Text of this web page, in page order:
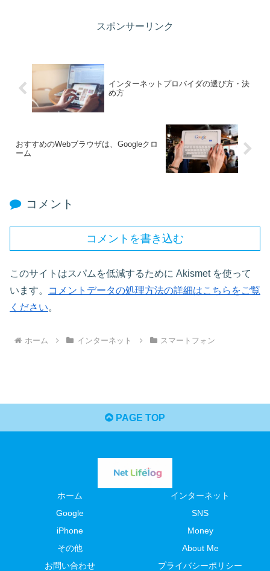
スポンサーリンク
インターネットプロバイダの選び方・決
め方
おすすめのWebブラウザは、Googleクロ
ーム
コメント
コメントを書き込む
このサイトはスパムを低減するために Akismet を使って
います。
コメントデータの処理方法の詳細はこちらをご覧
ください。
ホーム インターネット スマートフォン
PAGE TOP
ホーム
インターネット
Google
SNS
iPhone
Money
その他
About Me
お問い合わせ
プライバシーポリシー